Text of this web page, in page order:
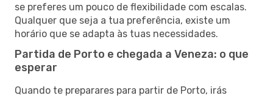
se preferes um pouco de flexibilidade com escalas.
Qualquer que seja a tua preferência, existe um
horário que se adapta às tuas necessidades.
Partida de Porto e chegada a Veneza: o que
esperar
Quando te preparares para partir de Porto, irás